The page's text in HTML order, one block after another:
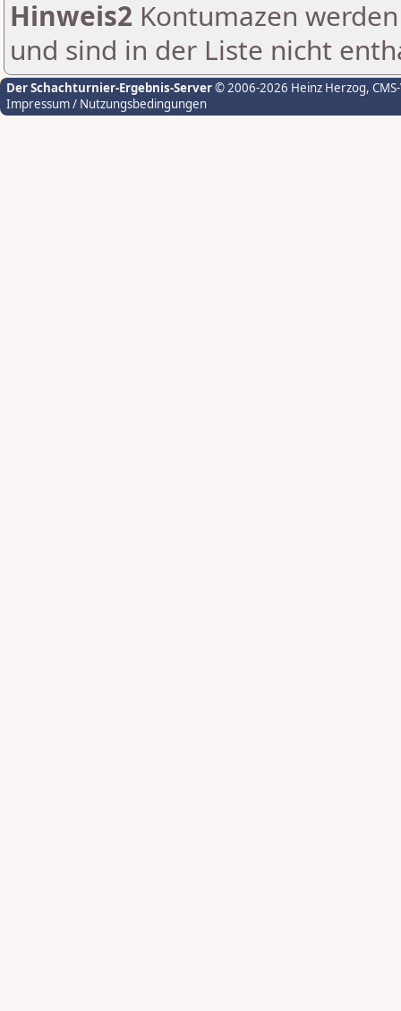
Hinweis2 Kontumazen
und sind in der Liste nicht
Der Schachturnier-Ergebnis-Server© 2006-2026 Heinz Herzog,
Impressum / Nutzungsbedingungen